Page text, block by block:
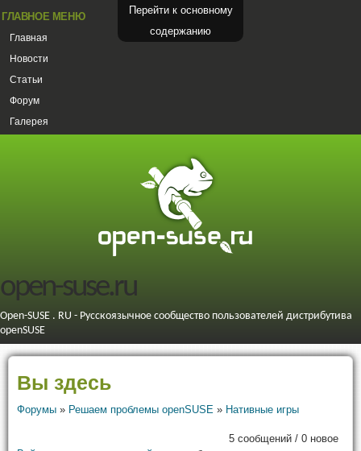
Перейти к основному
содержанию
ГЛАВНОЕ МЕНЮ
Главная
Новости
Статьи
Форум
Галерея
open-suse.ru
Open-SUSE . RU - Русскоязычное сообщество пользователей дистрибутива
openSUSE
Вы здесь
Форумы » Решаем проблемы openSUSE » Нативные игры
5 сообщений / 0 новое